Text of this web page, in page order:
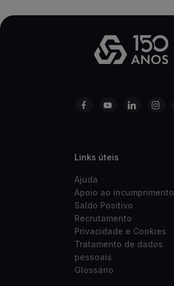
Links úteis
Ajuda
Apoio ao incumprimento
Saldo Positivo
Recrutamento
Privacidade e Cookies
Tratamento de dados
pessoais
Glossário